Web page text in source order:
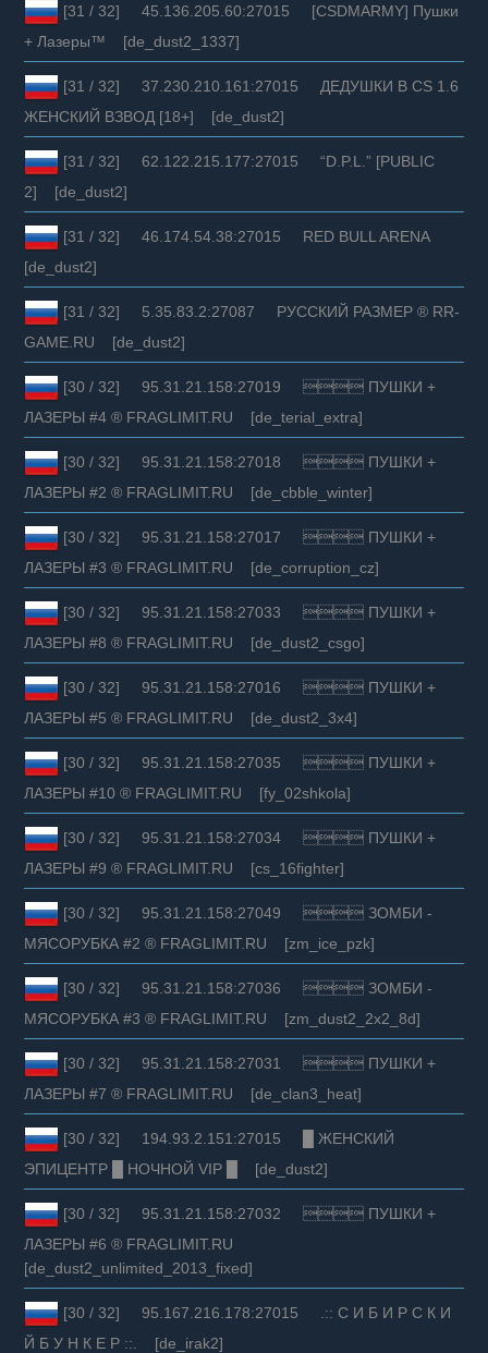
[31 / 32] 45.136.205.60:27015 [CSDMARMY] Пушки
+ Лазеры™ [de_dust2_1337]
[31 / 32] 37.230.210.161:27015 ДЕДУШКИ В CS 1.6
ЖЕНСКИЙ ВЗВОД [18+] [de_dust2]
[31 / 32] 62.122.215.177:27015 “D.P.L.” [PUBLIC
2] [de_dust2]
[31 / 32] 46.174.54.38:27015 RED BULL ARENA
[de_dust2]
[31 / 32] 5.35.83.2:27087 РУССКИЙ РАЗМЕР ® RR-
GAME.RU [de_dust2]
[30 / 32] 95.31.21.158:27019  ПУШКИ +
ЛАЗЕРЫ #4 ® FRAGLIMIT.RU [de_terial_extra]
[30 / 32] 95.31.21.158:27018  ПУШКИ +
ЛАЗЕРЫ #2 ® FRAGLIMIT.RU [de_cbble_winter]
[30 / 32] 95.31.21.158:27017  ПУШКИ +
ЛАЗЕРЫ #3 ® FRAGLIMIT.RU [de_corruption_cz]
[30 / 32] 95.31.21.158:27033  ПУШКИ +
ЛАЗЕРЫ #8 ® FRAGLIMIT.RU [de_dust2_csgo]
[30 / 32] 95.31.21.158:27016  ПУШКИ +
ЛАЗЕРЫ #5 ® FRAGLIMIT.RU [de_dust2_3x4]
[30 / 32] 95.31.21.158:27035  ПУШКИ +
ЛАЗЕРЫ #10 ® FRAGLIMIT.RU [fy_02shkola]
[30 / 32] 95.31.21.158:27034  ПУШКИ +
ЛАЗЕРЫ #9 ® FRAGLIMIT.RU [cs_16fighter]
[30 / 32] 95.31.21.158:27049  ЗОМБИ -
МЯСОРУБКА #2 ® FRAGLIMIT.RU [zm_ice_pzk]
[30 / 32] 95.31.21.158:27036  ЗОМБИ -
МЯСОРУБКА #3 ® FRAGLIMIT.RU [zm_dust2_2x2_8d]
[30 / 32] 95.31.21.158:27031  ПУШКИ +
ЛАЗЕРЫ #7 ® FRAGLIMIT.RU [de_clan3_heat]
[30 / 32] 194.93.2.151:27015 █ ЖЕНСКИЙ
ЭПИЦЕНТР █ НОЧНОЙ VIP █ [de_dust2]
[30 / 32] 95.31.21.158:27032  ПУШКИ +
ЛАЗЕРЫ #6 ® FRAGLIMIT.RU
[de_dust2_unlimited_2013_fixed]
[30 / 32] 95.167.216.178:27015 .:: С И Б И Р С К И
Й Б У Н К Е Р ::. [de_irak2]